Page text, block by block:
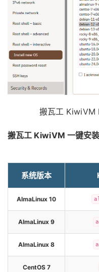
搬瓦工 KiwiVM
搬瓦工 KiwiVM 一键安装
系统版本
AlmaLinux 10
AlmaLinux 9
AlmaLinux 8
CentOS 7